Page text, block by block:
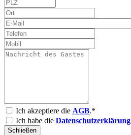
Ich akzeptiere die AGB.*
Ich habe die Datenschutzerklärung
Schließen